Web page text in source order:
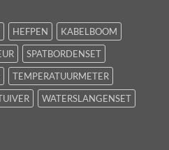
HEFPEN
KABELBOOM
SPATBORDENSET
TEMPERATUURMETER
WATERSLANGENSET